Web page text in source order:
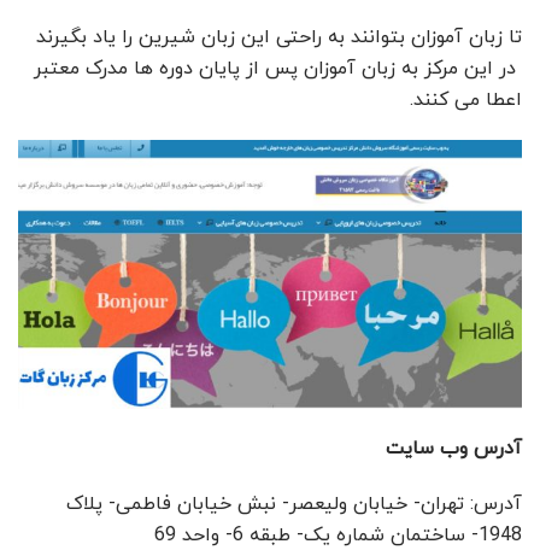
تا زبان آموزان بتوانند به راحتی این زبان شیرین را یاد بگیرند
در این مرکز به زبان آموزان پس از پایان دوره ها مدرک معتبر
اعطا می کنند.
آدرس وب سایت
آدرس: تهران- خیابان ولیعصر- نبش خیابان فاطمی- پلاک
1948- ساختمان شماره یک- طبقه 6- واحد 69